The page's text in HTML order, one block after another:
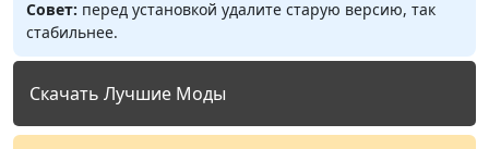
Совет: перед установкой удалите старую версию, так
стабильнее.
Скачать Лучшие Моды